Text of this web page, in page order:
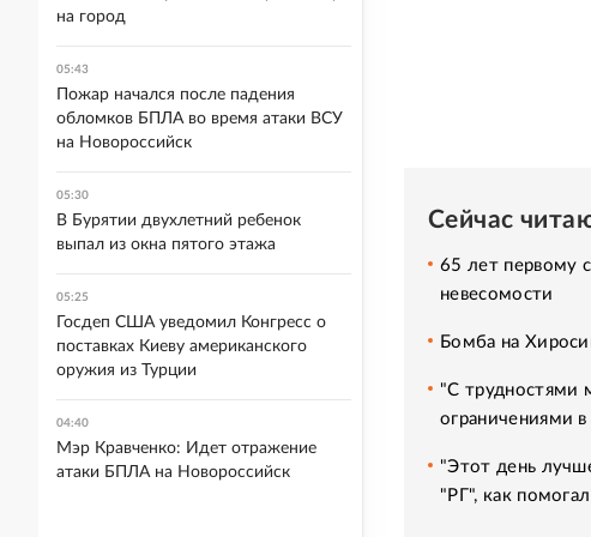
Сейчас
65 лет первому
невесомости
Бомба на
"С трудностями
ограничениями в
"Этот день
"РГ", как
на город
05:43
Пожар начался после падения
обломков БПЛА во время атаки ВСУ
на Новороссийск
05:30
В Бурятии двухлетний ребенок
выпал из окна пятого этажа
05:25
Госдеп США уведомил Конгресс о
поставках Киеву американского
оружия из Турции
04:40
Мэр Кравченко: Идет отражение
атаки БПЛА на Новороссийск